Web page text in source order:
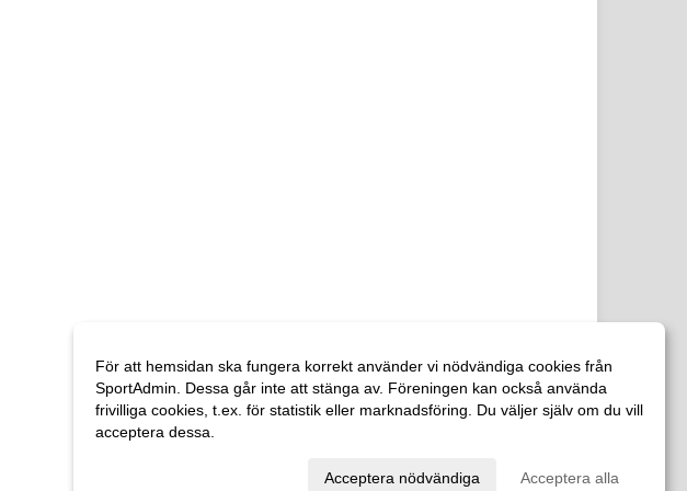
För att hemsidan ska fungera korrekt använder vi nödvändiga cookies från
SportAdmin. Dessa går inte att stänga av. Föreningen kan också använda
frivilliga cookies, t.ex. för statistik eller marknadsföring. Du väljer själv om du vill
acceptera dessa.
Acceptera nödvändiga Acceptera alla